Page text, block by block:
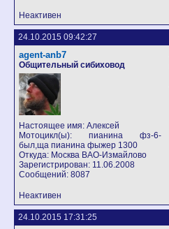
Неактивен
24.10.2015 09:42:27
agent-anb7
Общительный сибиховод
Настоящее имя: Алексей
Мотоцикл(ы): пианина фз-6-
был,ща пианина фыжер 1300
Откуда: Москва ВАО-Измайлово
Зарегистрирован: 11.06.2008
Сообщений: 8087
Неактивен
24.10.2015 17:31:25